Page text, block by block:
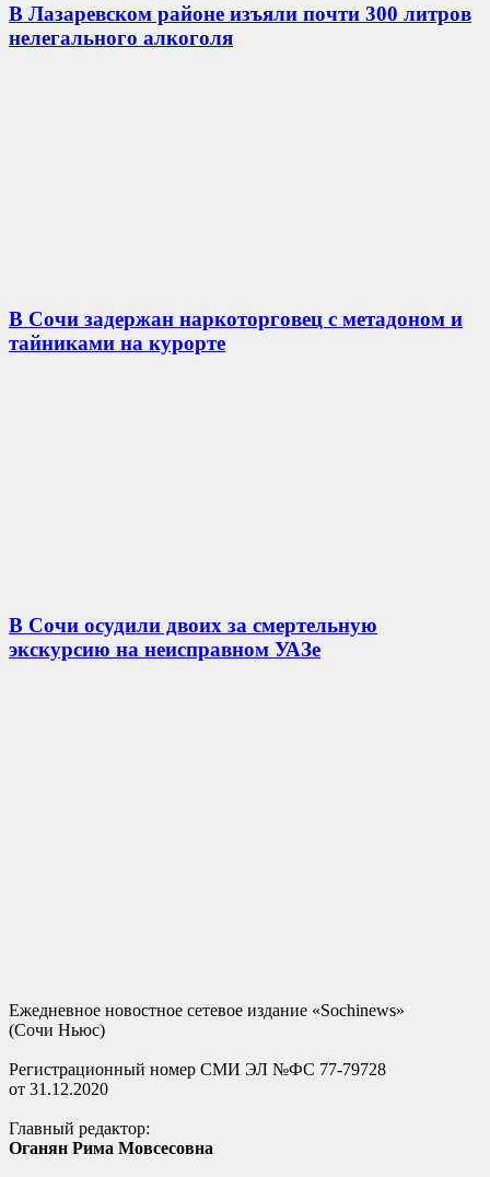
В Лазаревском районе изъяли почти 300 литров
нелегального алкоголя
В Сочи задержан наркоторговец с метадоном и
тайниками на курорте
В Сочи осудили двоих за смертельную
экскурсию на неисправном УАЗе
Ежедневное новостное сетевое издание «Sochinews»
(Сочи Ньюс)
Регистрационный номер СМИ ЭЛ №ФС 77-79728
от 31.12.2020
Главный редактор:
Оганян Рима Мовсесовна